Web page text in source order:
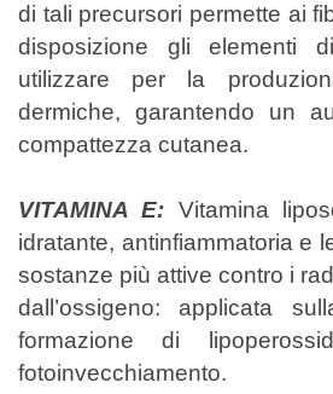
di tali precursori permette ai
disposizione gli elementi
utilizzare per la
dermiche, garantendo un
compattezza cutanea.
VITAMINA E: Vitamina
idratante, antinfiammatoria e
sostanze più attive contro i
dall’ossigeno: applicata
formazione di
fotoinvecchiamento.